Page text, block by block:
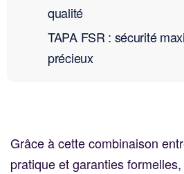
qualité
TAPA FSR : sécurité
précieux
Grâce à cette combinaison
pratique et garanties